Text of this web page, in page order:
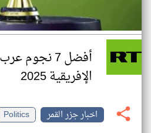
أفضل 7
الإفريقية 2025
اخبار جزر القمر
Politics